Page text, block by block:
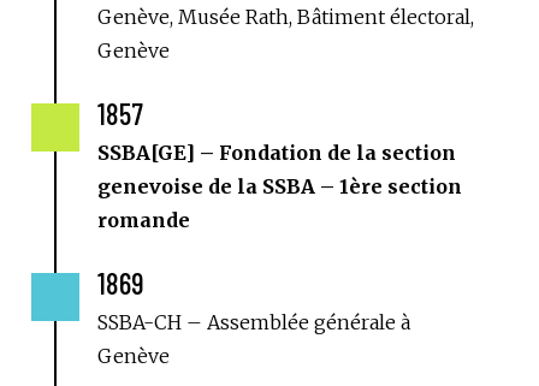
Genève, Musée Rath, Bâtiment électoral,
Genève
1857
SSBA[GE] – Fondation de la section
genevoise de la SSBA – 1ère section
romande
1869
SSBA-CH – Assemblée générale à
Genève